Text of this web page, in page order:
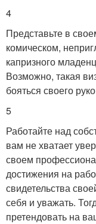
4
Представьте в
комическом,
капризного
Возможно, такая
бояться своего
5
Работайте над
вам не хватает
своем
достижения на
свидетельства
себя и уважать.
претендовать на